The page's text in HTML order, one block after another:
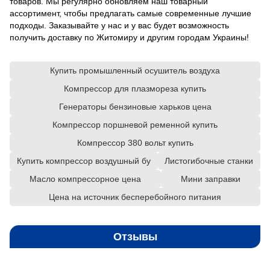
ассортимент, чтобы предлагать самые современные лучшие
подходы. Заказывайте у нас и у вас будет возможность
получить доставку по Житомиру и другим городам Украины!
Купить промышленный осушитель воздуха
Компрессор для плазмореза купить
Генераторы бензиновые харьков цена
Компрессор поршневой ременной купить
Компрессор 380 вольт купить
Купить компрессор воздушный бу
Листогибочные станки
Масло компрессорное цена
Мини заправки
Цена на источник бесперебойного питания
Отзывы